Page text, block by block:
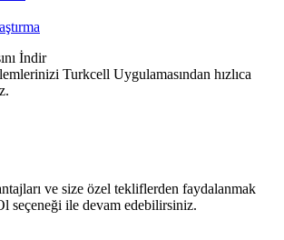
İndir
Turkcell Uygulamasından hızlıca
ve size özel tekliflerden faydalanmak
seçeneği ile devam edebilirsiniz.